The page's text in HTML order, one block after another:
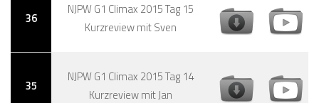
36
NJPW G1 Climax 2015 Tag 15
Kurzreview mit Sven
35
NJPW G1 Climax 2015 Tag 14
Kurzreview mit Jan